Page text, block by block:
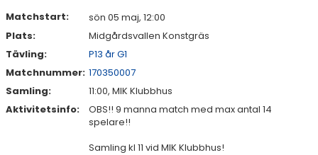
Matchstart:
sön 05 maj, 12:00
Plats:
Midgårdsvallen Konstgräs
Tävling:
P13 år G1
Matchnummer: 170350007
Samling:
11:00, MIK Klubbhus
Aktivitetsinfo:
OBS!! 9 manna match med max antal 14
spelare!!
Samling kl 11 vid MIK Klubbhus!